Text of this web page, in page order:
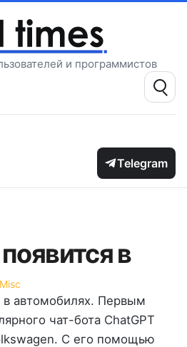
и программистов
Поиск:
Telegram
в
Опубликовано
Misc
в автомобилях. Первым
чат-бота ChatGPT
С его помощью